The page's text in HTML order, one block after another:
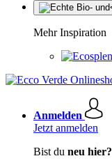
Mehr Inspiration
Anmelden
Jetzt anmelden
Bist du neu hier?